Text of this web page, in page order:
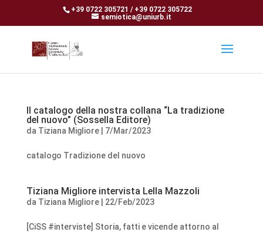
+39 0722 305721 / +39 0722 305722
semiotica@uniurb.it
Il catalogo della nostra collana “La tradizione
del nuovo” (Sossella Editore)
da Tiziana Migliore| 7/Mar/2023
catalogo Tradizione del nuovo
Tiziana Migliore intervista Lella Mazzoli
da Tiziana Migliore| 22/Feb/2023
[CiSS #interviste] Storia, fatti e vicende attorno al